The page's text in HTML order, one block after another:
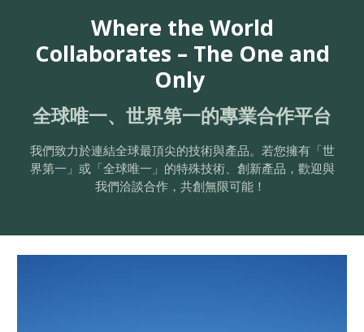
Where the World
Collaborates – The One and
Only
全球唯一、世界第一的專業合作平台
我們致力於連結全球最頂尖的技術與產品。若您擁有「世
界第一」或「全球唯一」的特殊技術、創新產品，歡迎與
我們洽談合作，共創無限可能！